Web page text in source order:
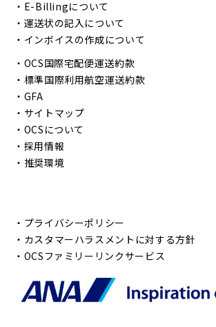
・ E-Billingについて
・ 運送状の記入について
・ インボイスの作成について
・ OCS国際宅配便運送約款
・ 標準国際利用航空運送約款
・ GFA
・ サイトマップ
・ OCSについて
・ 採用情報
・ 推奨環境
・ プライバシーポリシー
・ カスタマーハラスメントに対する方針
・ OCSファミリーリンクサービス